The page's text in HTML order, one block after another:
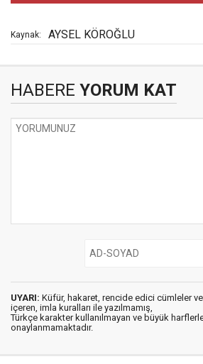
Kaynak: AYSEL KÖROĞLU
HABERE YORUM KAT
UYARI: Küfür, hakaret, rencide edici cümleler
içeren, imla kuralları ile yazılmamış,
Türkçe karakter kullanılmayan ve büyük
onaylanmamaktadır.